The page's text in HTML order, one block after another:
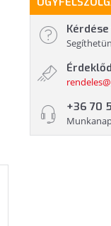
Kérdése
+36 70